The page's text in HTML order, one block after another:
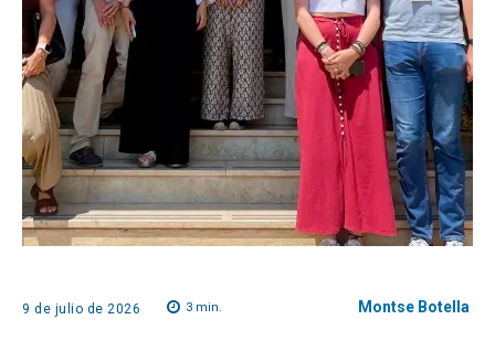
9 de julio de 2026 3 min. Montse Botella